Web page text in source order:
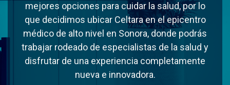
mejores opciones para cuidar la salud, por lo
que decidimos ubicar Celtara en el epicentro
médico de alto nivel en Sonora, donde podrás
trabajar rodeado de especialistas de la salud y
disfrutar de una experiencia completamente
nueva e innovadora.